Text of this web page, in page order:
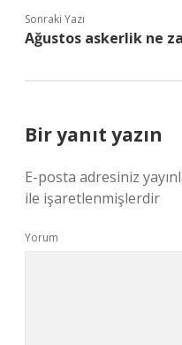
Sonraki Yazı
Ağustos askerlik ne
Bir yanıt yazın
E-posta adresiniz
ile işaretlenmişlerdir
Yorum